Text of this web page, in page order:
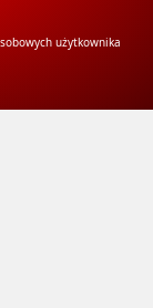
użytkownika